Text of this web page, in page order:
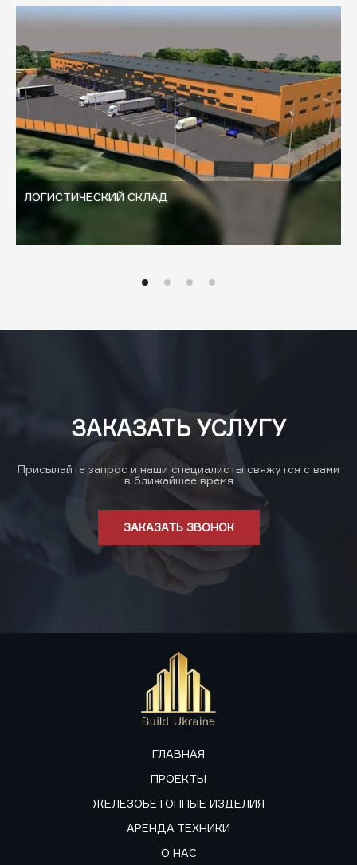
ЛОГИСТИЧЕСКИЙ СКЛАД
ЗАКАЗАТЬ УСЛУГУ
Присылайте запрос и наши специалисты свяжутся с вами
в ближайшее время
ЗАКАЗАТЬ ЗВОНОК
ГЛАВНАЯ
ПРОЕКТЫ
ЖЕЛЕЗОБЕТОННЫЕ ИЗДЕЛИЯ
АРЕНДА ТЕХНИКИ
О НАС